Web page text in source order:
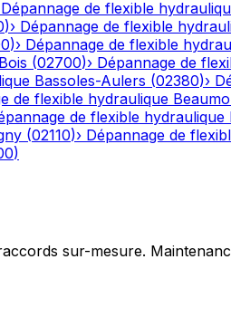
Dépannage de flexible
)› Dépannage de flexible
)› Dépannage de flexible
(02700)› Dépannage de
Bassoles-Aulers (02380)›
de flexible hydraulique
de flexible hydraulique
(02110)› Dépannage de
)
sur-mesure.